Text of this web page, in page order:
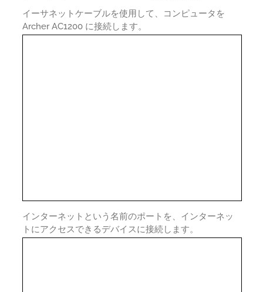
イーサネットケーブルを使用して、コンピュータを
Archer AC1200 に接続します。
インターネットという名前のポートを、インターネッ
トにアクセスできるデバイスに接続します。